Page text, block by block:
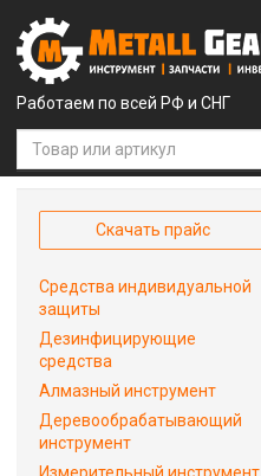
Работаем по всей РФ и СНГ
Скачать прайс
Средства индивидуальной
защиты
Дезинфицирующие
средства
Алмазный инструмент
Деревообрабатывающий
инструмент